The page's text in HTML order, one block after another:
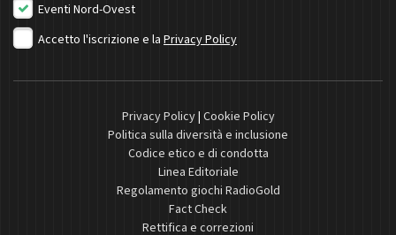
Eventi Nord-Ovest
Accetto l'iscrizione e la Privacy Policy
Privacy Policy| Cookie Policy
Politica sulla diversità e inclusione
Codice etico e di condotta
Linea Editoriale
Regolamento giochi RadioGold
Fact Check
Rettifica e correzioni